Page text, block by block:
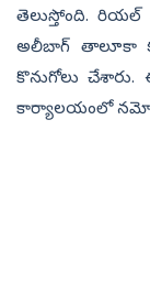
తెలుస్తోంది. రియల్
అలీబాగ్ తాలూకా
కొనుగోలు
కార్యాలయంలో